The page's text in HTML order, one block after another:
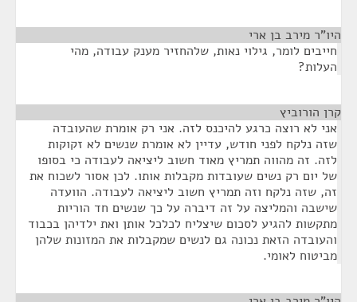
היו"ר מירב בן ארי
חייבים לומר, גילוי נאות, שלהחזיר מענק עבודה, מהי
העלות?
קרן הורוביץ
אני לא רוצה כרגע להיכנס לזה. אני רק אומרת שהעובדה
שזה נלקח לפני חודש, עדיין לא אומרת שנשים לא זקוקות
לזה. זה מהווה תמריץ מאוד חשוב ליציאה לעבודה כי בסופו
של יום רק נשים שעובדות מקבלות אותו. לכן אסור לשכוח את
זה, שזה נלקח וזה תמריץ חשוב ליציאה לעבודה. הוועדה
שישבה והמליצה על זה דיברה על כך שנשים חד הוריות
מתקשות להגיע לסכום שיצליח לכלכל אותן ואת ילדיהן בכבוד
והעובדה הזאת נכונה גם לנשים שמקבלות את המזונות שלהן
מביטוח לאומי.